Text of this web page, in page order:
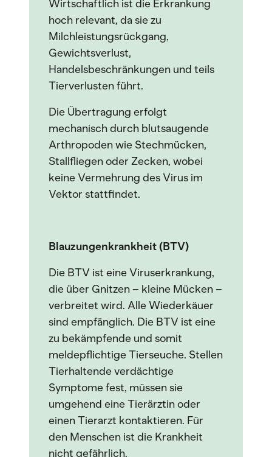
Wirtschaftlich ist die Erkrankung
hoch relevant, da sie zu
Milchleistungsrückgang,
Gewichtsverlust,
Handelsbeschränkungen und teils
Tierverlusten führt.
Die Übertragung erfolgt
mechanisch durch blutsaugende
Arthropoden wie Stechmücken,
Stallfliegen oder Zecken, wobei
keine Vermehrung des Virus im
Vektor stattfindet.
Blauzungenkrankheit (BTV)
Die BTV ist eine Viruserkrankung,
die über Gnitzen – kleine Mücken –
verbreitet wird. Alle Wiederkäuer
sind empfänglich. Die BTV ist eine
zu bekämpfende und somit
meldepflichtige Tierseuche. Stellen
Tierhaltende verdächtige
Symptome fest, müssen sie
umgehend eine Tierärztin oder
einen Tierarzt kontaktieren. Für
den Menschen ist die Krankheit
nicht gefährlich.